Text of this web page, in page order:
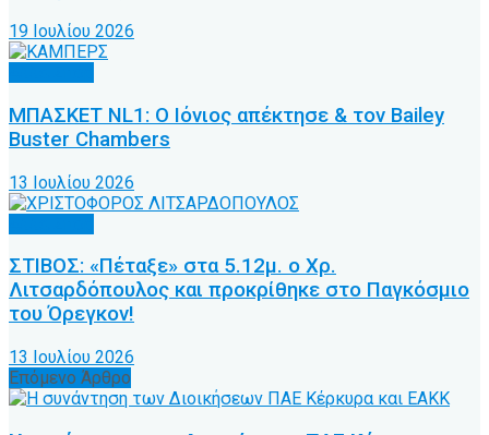
19 Ιουλίου 2026
ΜΠΑΣΚΕΤ NL1: Ο Ιόνιος απέκτησε & τον Bailey
Buster Chambers
13 Ιουλίου 2026
ΣΤΙΒΟΣ: «Πέταξε» στα 5.12μ. ο Χρ.
Λιτσαρδόπουλος και προκρίθηκε στο Παγκόσμιο
του Όρεγκον!
13 Ιουλίου 2026
Επόμενο Άρθρο